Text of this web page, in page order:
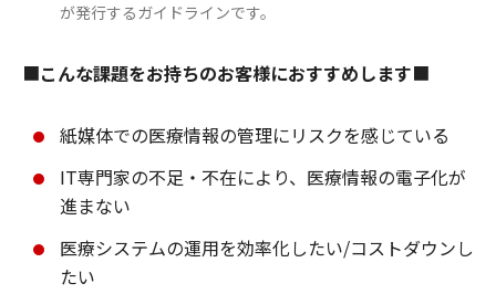
が発行するガイドラインです。
■こんな課題をお持ちのお客様におすすめします■
紙媒体での医療情報の管理にリスクを感じている
IT専門家の不足・不在により、医療情報の電子化が
進まない
医療システムの運用を効率化したい/コストダウンし
たい